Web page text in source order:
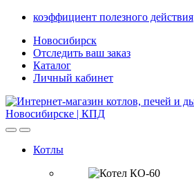
Skip
navigation
Skip
content
коэффициент полезного действия
Новосибирск
Отследить ваш заказ
Каталог
Личный кабинет
OpenClose
Котлы